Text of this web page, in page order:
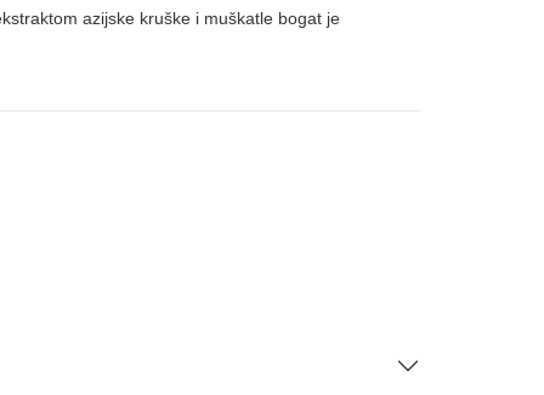
azijske kruške i muškatle bogat je